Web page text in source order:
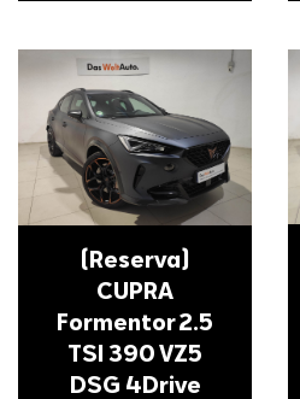
(Reserva)
CUPRA
Formentor 2.5
TSI 390 VZ5
DSG 4Drive